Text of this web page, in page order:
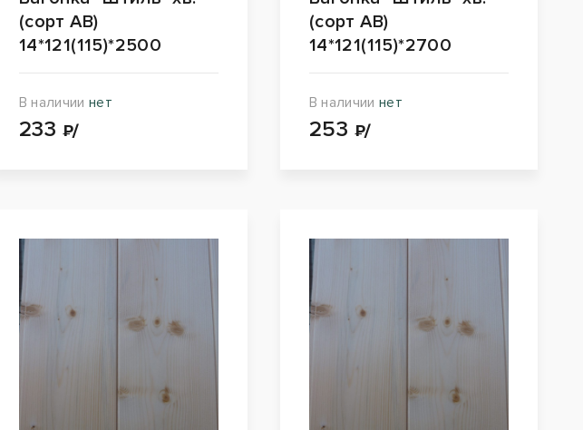
(сорт АВ)
14*121(115)*2500
В наличиинет
233 ₽/
(сорт АВ)
14*121(115)*2700
В наличии нет
253 ₽/